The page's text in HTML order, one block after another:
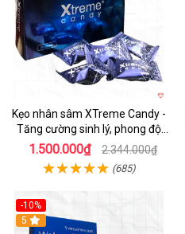
Kẹo nhân sâm XTreme Candy -
Tăng cường sinh lý, phong độ
đỉnh
1.500.000₫ 2.344.000₫
(685)
-10%
5